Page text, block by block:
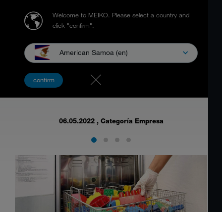
Welcome to MEIKO. Please select a country and
click "confirm".
American Samoa (en)
confirm
Proyecto de patrocinio de MEIKO para
más higiene en las guarderías
06.05.2022 , Categoría Empresa